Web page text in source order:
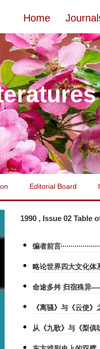
Home
Editorial Board
1990 , Issue 02 Table
编者前言
略论世界四大文化体
命途多舛 归宿殊异
《离骚》与《云使》
从《九歌》与《梨俱